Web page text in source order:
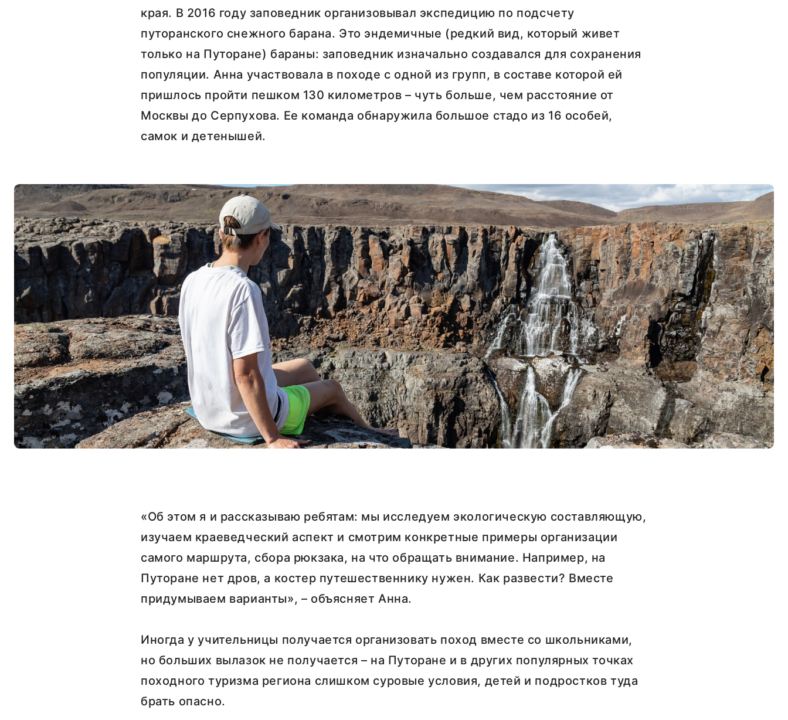
края. В 2016 году заповедник организовывал экспедицию по подсчету
путоранского снежного барана. Это эндемичные (редкий вид, который живет
только на Путоране) бараны: заповедник изначально создавался для сохранения
популяции. Анна участвовала в походе с одной из групп, в составе которой ей
пришлось пройти пешком 130 километров – чуть больше, чем расстояние от
Москвы до Серпухова. Ее команда обнаружила большое стадо из 16 особей,
самок и детенышей.
«Об этом я и рассказываю ребятам: мы исследуем экологическую составляющую,
изучаем краеведческий аспект и смотрим конкретные примеры организации
самого маршрута, сбора рюкзака, на что обращать внимание. Например, на
Путоране нет дров, а костер путешественнику нужен. Как развести? Вместе
придумываем варианты», – объясняет Анна.
Иногда у учительницы получается организовать поход вместе со школьниками,
но больших вылазок не получается – на Путоране и в других популярных точках
походного туризма региона слишком суровые условия, детей и подростков туда
брать опасно.